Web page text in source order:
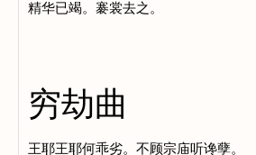
穷劫曲
王耶王耶何乖劣。不顾宗庙听谗孽。